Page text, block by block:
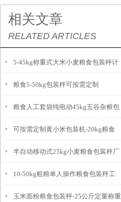
相关文章
RELATED ARTICLES
5-45kg称重式大米小麦粮食包装秤计
量精准
粮食5-50kg包装秤可按需定制
粮食人工套袋纯电动45kg五谷杂粮包
装秤厂家
可按需定制黄小米包装机-20kg粮食
包装秤简介
半自动移动式25kg小麦粮食包装秤厂
家
10-50kg粗粮单人操作粮食包装秤工
作原理
玉米面粉粮食包装秤-25公斤定量称重